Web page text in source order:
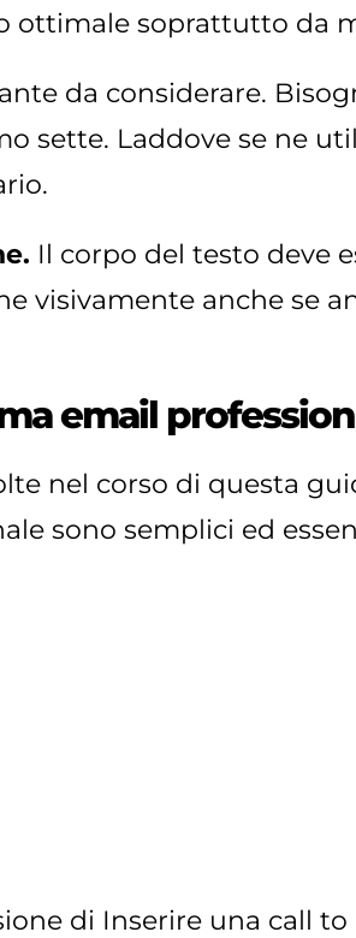
ottimale soprattutto da
da considerare.
sette. Laddove se ne
Il corpo del testo deve
visivamente anche se
email
nel corso di questa
sono semplici ed
di Inserire una call